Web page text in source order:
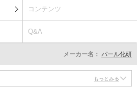
コンテンツ
Q&A
メーカー名： パール化研
もっとみる